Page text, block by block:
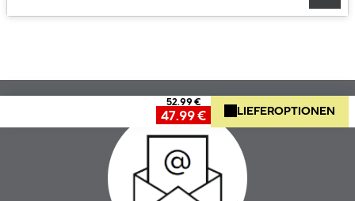
52.99 €
47.99 € LIEFEROPTIONEN